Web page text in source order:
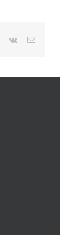
Pinterest
Vk Email: